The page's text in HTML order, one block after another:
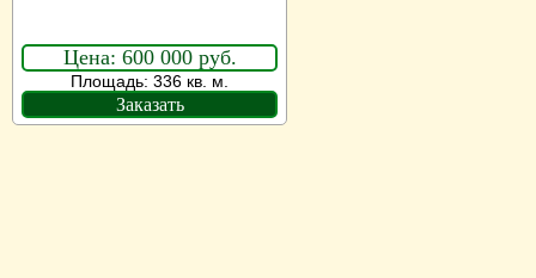
Цена: 600 000 руб.
Площадь: 336 кв. м.
Заказать